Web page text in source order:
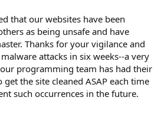
that our websites have been
as being unsafe and have
Thanks for your vigilance and
attacks in six weeks--a very
programming team has had their
the site cleaned ASAP each time
such occurrences in the future.